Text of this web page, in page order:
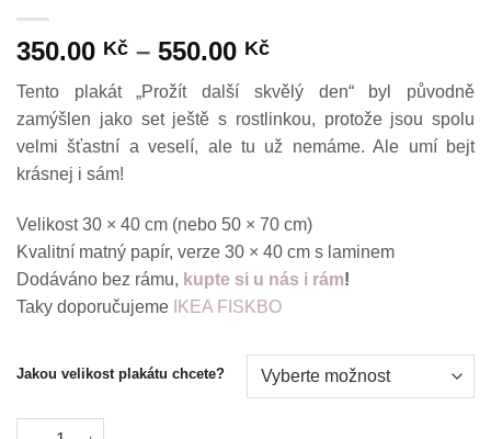
350.00 Kč – 550.00 KčRozpětí
cen:
350.00 Kč
až
550.00 Kč
Tento plakát „Prožít další skvělý den“ byl původně
zamýšlen jako set ještě s rostlinkou, protože jsou spolu
velmi šťastní a veselí, ale tu už nemáme. Ale umí bejt
krásnej i sám!
Velikost 30 × 40 cm (nebo 50 × 70 cm)
Kvalitní matný papír, verze 30 × 40 cm s laminem
Dodáváno bez rámu, kupte si u nás i rám!
Taky doporučujeme
IKEA FISKBO
Jakou velikost plakátu chcete?
Plakát (obraz) Prožít další skvělý den množství